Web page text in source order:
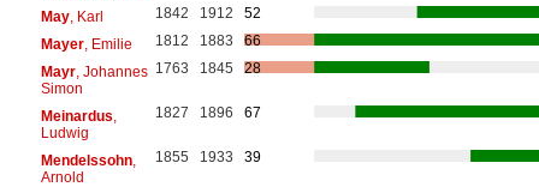
May, Karl 1842 1912
52
Mayer, Emilie 1812 1883
66
Mayr, Johannes
Simon
1763 1845 28
Meinardus
Ludwig
1827 1896 67
Mendelssohn,
Arnold
1855 1933 39